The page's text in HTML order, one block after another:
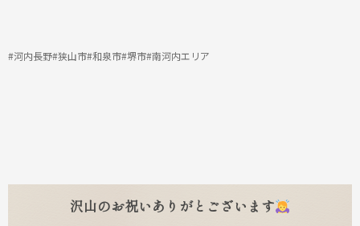
#河内長野#狭山市#和泉市#堺市#南河内エリア
沢山のお祝いありがとございます